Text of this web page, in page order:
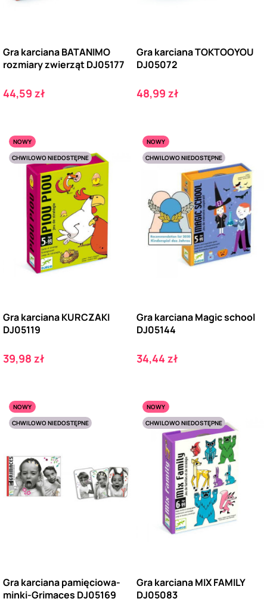
Gra karciana BATANIMO
rozmiary zwierząt DJ05177
Cena
44,59 zł
Gra karciana TOKTOOYOU
DJ05072
Cena
48,99 zł
NOWY
CHWILOWO NIEDOSTĘPNE
Gra karciana KURCZAKI
DJ05119
Cena
39,98 zł
NOWY
CHWILOWO NIEDOSTĘPNE
Gra karciana Magic school
DJ05144
Cena
34,44 zł
NOWY
CHWILOWO NIEDOSTĘPNE
Gra karciana pamięciowa-
minki-Grimaces DJ05169
NOWY
CHWILOWO NIEDOSTĘPNE
Gra karciana MIX FAMILY
DJ05083